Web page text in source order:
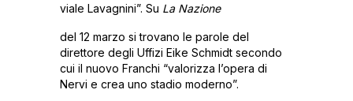
viale Lavagnini”. Su La Nazione
del 12 marzo si trovano le parole del
direttore degli Uffizi Eike Schmidt secondo
cui il nuovo Franchi “valorizza l’opera di
Nervi e crea uno stadio moderno”.